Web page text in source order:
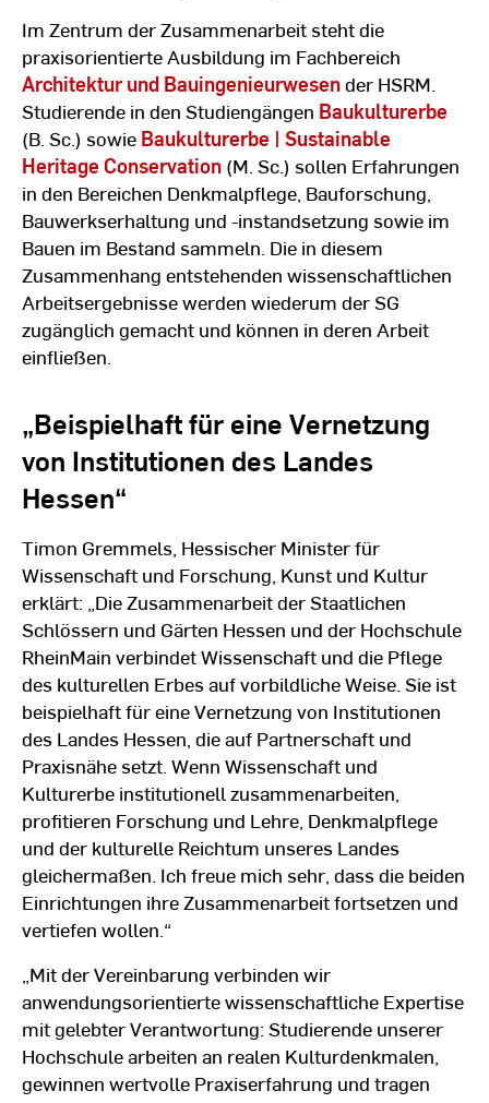
Im Zentrum der Zusammenarbeit steht die
praxisorientierte Ausbildung im Fachbereich
Architektur und Bauingenieurwesender HSRM.
Studierende in den Studiengängen Baukulturerbe
(B. Sc.) sowie Baukulturerbe | Sustainable
Heritage Conservation (M. Sc.) sollen Erfahrungen
in den Bereichen Denkmalpflege, Bauforschung,
Bauwerkserhaltung und -instandsetzung sowie im
Bauen im Bestand sammeln. Die in diesem
Zusammenhang entstehenden wissenschaftlichen
Arbeitsergebnisse werden wiederum der SG
zugänglich gemacht und können in deren Arbeit
einfließen.
„Beispielhaft für eine Vernetzung
von Institutionen des Landes
Hessen“
Timon Gremmels, Hessischer Minister für
Wissenschaft und Forschung, Kunst und Kultur
erklärt: „Die Zusammenarbeit der Staatlichen
Schlössern und Gärten Hessen und der Hochschule
RheinMain verbindet Wissenschaft und die Pflege
des kulturellen Erbes auf vorbildliche Weise. Sie ist
beispielhaft für eine Vernetzung von Institutionen
des Landes Hessen, die auf Partnerschaft und
Praxisnähe setzt. Wenn Wissenschaft und
Kulturerbe institutionell zusammenarbeiten,
profitieren Forschung und Lehre, Denkmalpflege
und der kulturelle Reichtum unseres Landes
gleichermaßen. Ich freue mich sehr, dass die beiden
Einrichtungen ihre Zusammenarbeit fortsetzen und
vertiefen wollen.“
„Mit der Vereinbarung verbinden wir
anwendungsorientierte wissenschaftliche Expertise
mit gelebter Verantwortung: Studierende unserer
Hochschule arbeiten an realen Kulturdenkmalen,
gewinnen wertvolle Praxiserfahrung und tragen